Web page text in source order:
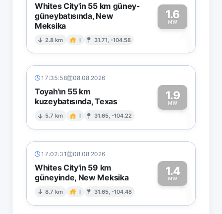
Whites City'in 55 km güney-
güneybatısında, New
Meksika
2.8 km I 31.71, -104.58
1.6
MW
1
17:35:58 08.08.2026
Toyah'ın 55 km
kuzeybatısında, Texas
5.7 km I 31.65, -104.22
1.9
MW1
17:02:31 08.08.2026
Whites City'in 59 km
güneyinde, New Meksika
8.7 km I 31.65, -104.48
1.4
MW1